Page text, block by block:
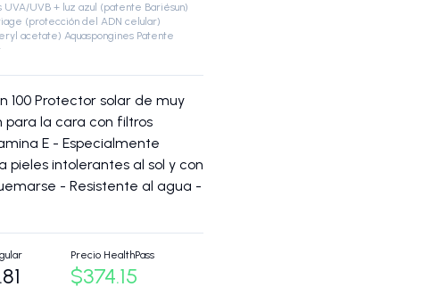
UVB + luz azul (patente Bariésun)
(protección del ADN celular)
acetate) Aquaspongines Patente
100 Protector solar de muy
para la cara con filtros
E - Especialmente
pieles intolerantes al sol y con
- Resistente al agua -
Precio HealthPass
$374.15